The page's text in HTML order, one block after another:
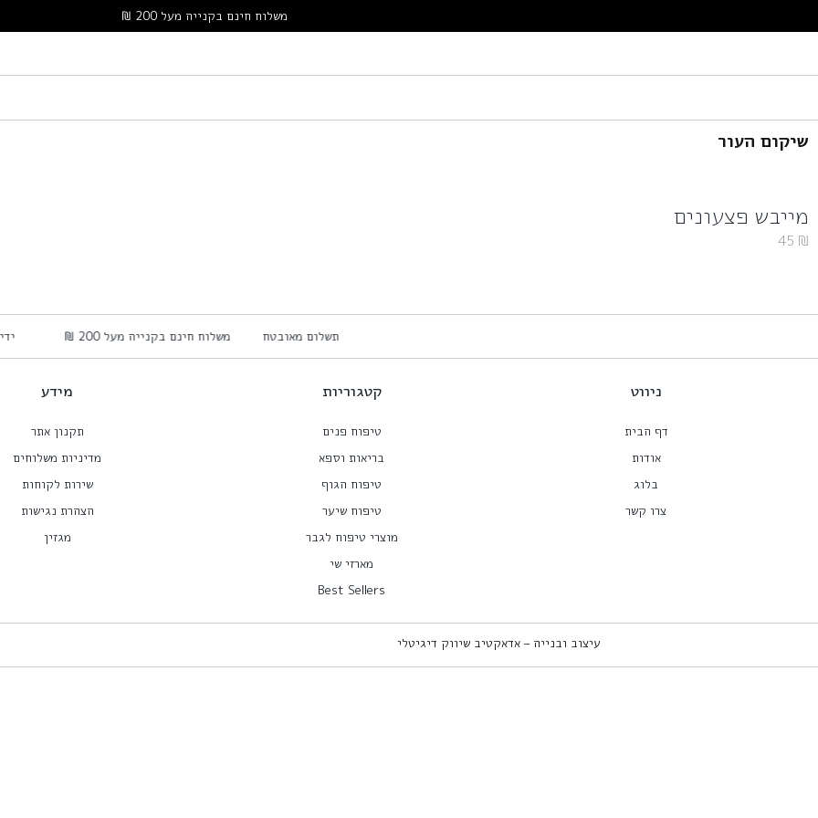
משלוח חינם בקנייה מעל 200 ₪
שיקום העור
מייבש פצעונים
45 ₪
תשלום מאובטח משלוח חינם בקנייה מעל 200 ₪
ניווט
דף הבית
אודות
בלוג
צרו קשר
קטגוריות
טיפוח פנים
בריאות וספא
טיפוח הגוף
טיפוח שיער
מוצרי טיפוח לגבר
מארזי שי
Best Sellers
מידע
תקנון אתר
מדיניות משלוחים
שירות לקוחות
הצהרת נגישות
מגזין
עיצוב ובנייה – אדאקטיב שיווק דיגיטלי